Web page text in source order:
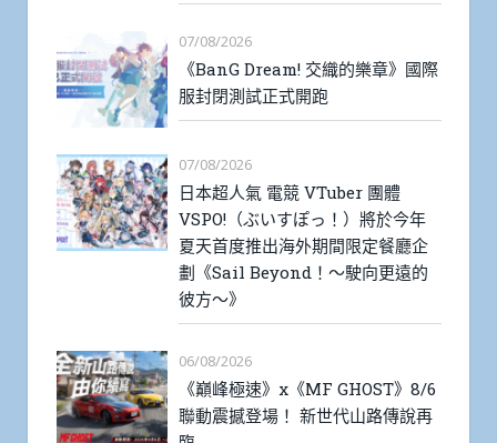
07/08/2026
《BanG Dream! 交織的樂章》國際
服封閉測試正式開跑
07/08/2026
日本超人氣 電競 VTuber 團體
VSPO!（ぶいすぽっ！）將於今年
夏天首度推出海外期間限定餐廳企
劃《Sail Beyond！～駛向更遠的
彼方～》
06/08/2026
《巔峰極速》x《MF GHOST》8/6
聯動震撼登場！ 新世代山路傳說再